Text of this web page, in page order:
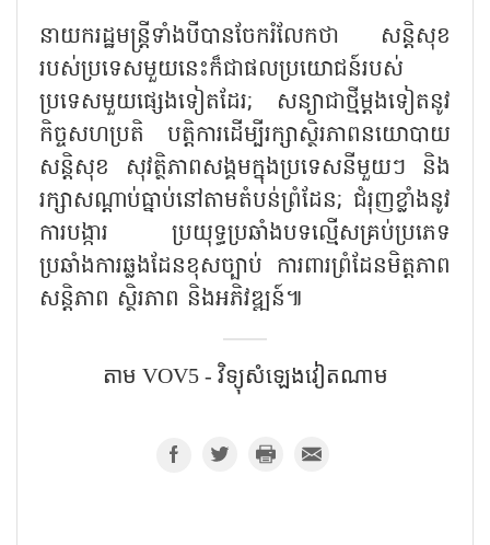
នាយករដ្ឋមន្ត្រីទាំងបីបានចែករំលែកថា សន្តិសុខ
របស់ប្រទេសមួយនេះក៏ជាផលប្រយោជន៍របស់
ប្រទេសមួយផ្សេងទៀតដែរ; សន្យាជាថ្មីម្ដងទៀតនូវ
កិច្ចសហប្រតិ បត្តិការដើម្បីរក្សាស្ថិរភាពនយោបាយ
សន្តិសុខ សុវត្ថិភាពសង្គមក្នុងប្រទេសនីមួយៗ និង
រក្សាសណ្តាប់ធ្នាប់នៅតាមតំបន់ព្រំដែន; ជំរុញខ្លាំងនូវ
ការបង្ការ ប្រយុទ្ធប្រឆាំងបទល្មើសគ្រប់ប្រភេទ
ប្រឆាំងការឆ្លងដែនខុសច្បាប់ ការពារព្រំដែនមិត្តភាព
សន្តិភាព ស្ថិរភាព និងអភិវឌ្ឍន៍៕
តាម VOV5 - វិទ្យុសំឡេង​វៀតណាម